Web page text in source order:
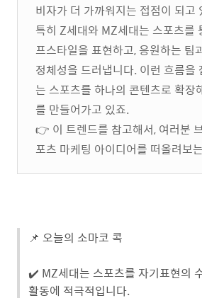
비자가 더 가까워지는 접점이 되고
특히 Z세대와 MZ세대는 스포츠를
프스타일을 표현하고, 응원하는 팀
정체성을 드러냅니다. 이런 흐름을
는 스포츠를 하나의 콘텐츠로 확장
를 만들어가고 있죠.
👉 이 트렌드를 참고해서, 여러분
포츠 마케팅 아이디어를 떠올려보
📌 오늘의 소마코 콕
✔️ MZ세대는 스포츠를 자기표현의
활동에 적극적입니다.